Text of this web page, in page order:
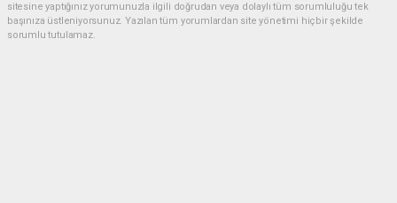
sitesine yaptığınız yorumunuzla ilgili doğrudan veya dolaylı tüm sorumluluğu tek
başınıza üstleniyorsunuz. Yazılan tüm yorumlardan site yönetimi hiçbir şekilde
sorumlu tutulamaz.